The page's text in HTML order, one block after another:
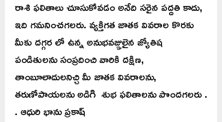
రాశి ఫలితాలు చూసుకోవడం అనేది సరైన పద్దతి కాదు,
ఇది గమనించగలరు. వ్యక్తిగత జాతక వివరాల కొరకు
మీకు దగ్గర లో ఉన్న అనుభవజ్ఞులైన జ్యోతిష
పండితులను సంప్రదించి వారికి దక్షిణ,
తాంబూలాదులనిచ్చి మీ జాతక వివరాలను,
తరుణోపాయలను అడిగి శుభ ఫలితాలను పొందగలరు .
. ఆధురి భాను ప్రకాష్